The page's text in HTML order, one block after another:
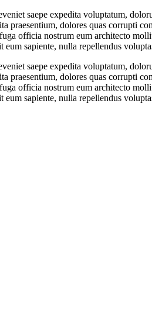
saepe expedita voluptatum,
praesentium, dolores quas corrupti
officia nostrum eum architecto
sapiente, nulla repellendus
saepe expedita voluptatum,
praesentium, dolores quas corrupti
officia nostrum eum architecto
sapiente, nulla repellendus